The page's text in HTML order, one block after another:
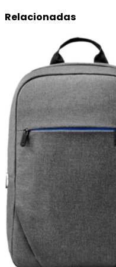
Relacionadas